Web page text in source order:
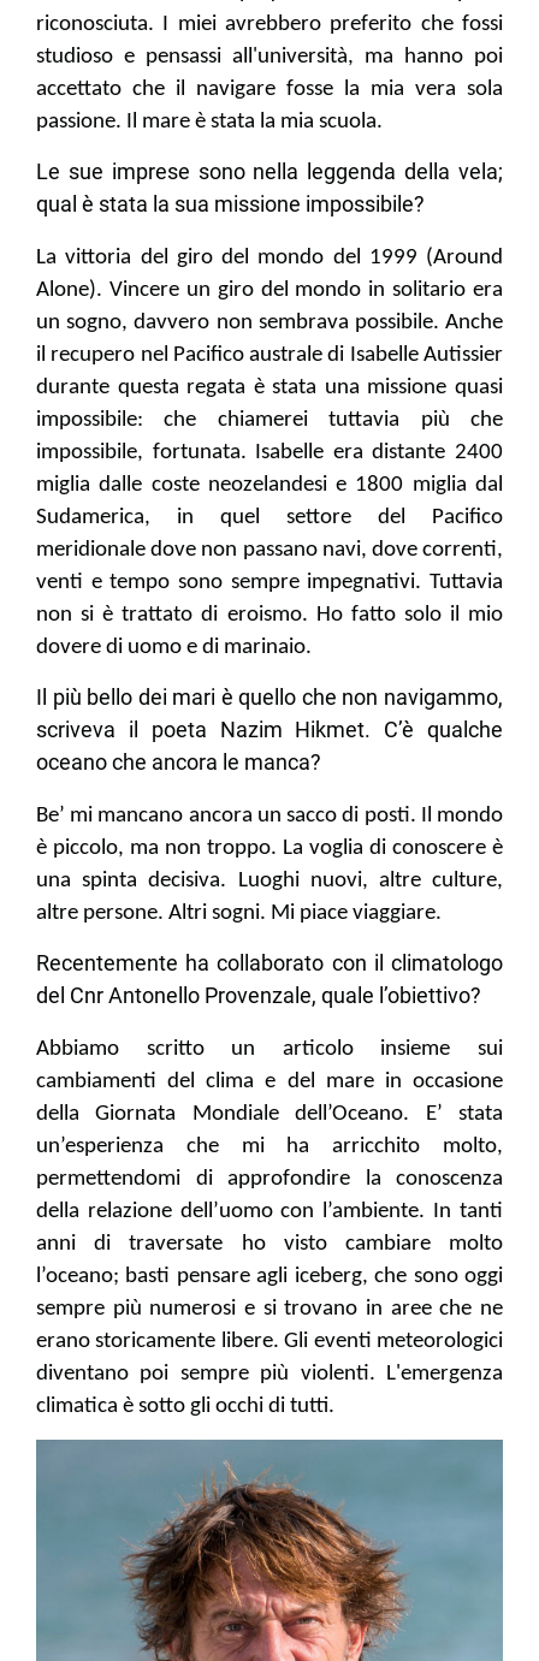
riconosciuta. I miei avrebbero preferito che fossi
studioso e pensassi all'università, ma hanno poi
accettatoche il navigare fossela mia vera sola
passione. Il mare è stata la mia scuola.
Le sue imprese sono nella leggenda della vela;
qual è stata la sua missione impossibile?
La vittoria del giro del mondo del 1999 (Around
Alone). Vincere un giro del mondo in solitario era
un sogno, davvero non sembrava possibile. Anche
il recupero nel Pacifico australe di Isabelle Autissier
durante questa regata è stata una missione quasi
impossibile: che chiamerei tuttavia più che
impossibile, fortunata. Isabelle era distante 2400
miglia dalle coste neozelandesi e 1800 miglia dal
Sudamerica, in quel settore del Pacifico
meridionale dove non passano navi, dove correnti,
venti e tempo sono sempre impegnativi. Tuttavia
non si è trattato di eroismo. Ho fatto solo il mio
dovere di uomo e di marinaio.
Il più bello dei mari è quello che non navigammo,
scriveva il poeta Nazim Hikmet. C’è qualche
oceano che ancora le manca?
Be’ mi mancano ancora un sacco di posti. Il mondo
è piccolo, ma non troppo. La voglia di conoscere è
una spinta decisiva. Luoghi nuovi, altre culture,
altre persone. Altri sogni. Mi piace viaggiare.
Recentemente ha collaborato con il climatologo
del Cnr Antonello Provenzale, quale l’obiettivo?
Abbiamo scritto un articolo insieme sui
cambiamenti del clima e del mare in occasione
della Giornata Mondiale dell’Oceano. E’ stata
un’esperienza che mi ha arricchito molto,
permettendomi di approfondire la conoscenza
della relazione dell’uomo con l’ambiente. In tanti
anni di traversate ho visto cambiare molto
l’oceano; basti pensare agli iceberg, che sono oggi
sempre più numerosi e si trovano in aree che ne
erano storicamente libere. Gli eventi meteorologici
diventano poi sempre più violenti. L'emergenza
climatica è sotto gli occhi di tutti.